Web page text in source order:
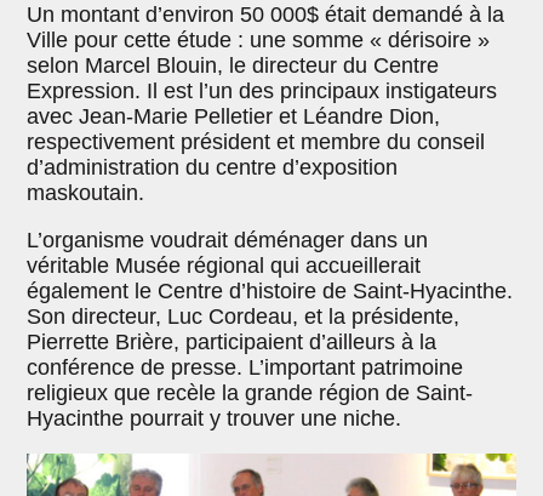
Un montant d’environ 50 000$ était demandé à la
Ville pour cette étude : une somme « dérisoire »
selon Marcel Blouin, le directeur du Centre
Expression. Il est l’un des principaux instigateurs
avec Jean-Marie Pelletier et Léandre Dion,
respectivement président et membre du conseil
d’administration du centre d’exposition
maskoutain.
L’organisme voudrait déménager dans un
véritable Musée régional qui accueillerait
également le Centre d’histoire de Saint-Hyacinthe.
Son directeur, Luc Cordeau, et la présidente,
Pierrette Brière, participaient d’ailleurs à la
conférence de presse. L’important patrimoine
religieux que recèle la grande région de Saint-
Hyacinthe pourrait y trouver une niche.